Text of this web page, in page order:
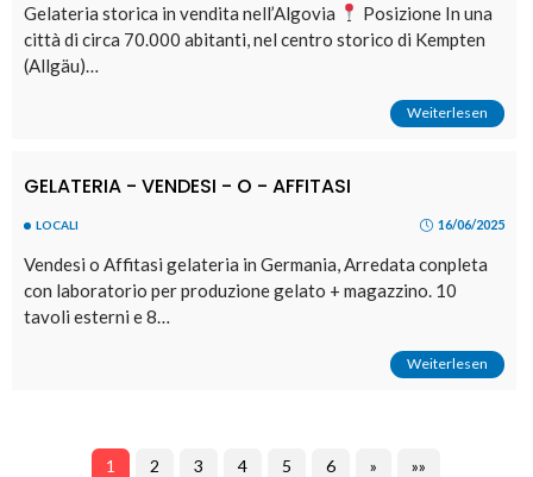
Gelateria storica in vendita nell’Algovia
Posizione In una
città di circa 70.000 abitanti, nel centro storico di Kempten
(Allgäu)…
Weiterlesen
GELATERIA - VENDESI - O - AFFITASI
LOCALI 16/06/2025
Vendesi o Affitasi gelateria in Germania, Arredata conpleta
con laboratorio per produzione gelato + magazzino. 10
tavoli esterni e 8…
Weiterlesen
1 2 3 4 5 6 » »»